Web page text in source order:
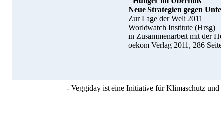
Neue Strategien gegen
Zur Lage der Welt 2011
Worldwatch Institute (Hrsg)
in Zusammenarbeit mit der
oekom Verlag 2011, 286
- Veggiday ist eine Initiative für Klimaschutz